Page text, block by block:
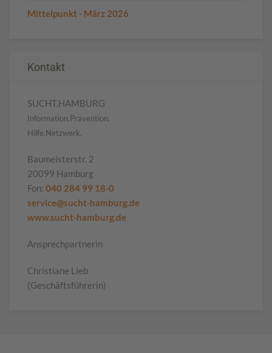
Mittelpunkt - März 2026
Kontakt
SUCHT.HAMBURG
Information.Prävention.
Hilfe.Netzwerk.
Baumeisterstr. 2
20099 Hamburg
Fon: 040 284 99 18-0
service@sucht-hamburg.de
www.sucht-hamburg.de
Ansprechpartnerin
Christiane Lieb
(Geschäftsführerin)